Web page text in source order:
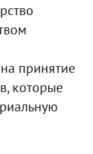
принятие
которые